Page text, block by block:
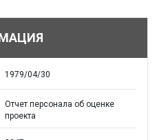
1979/04/30
Отчет персонала об оценке
проекта